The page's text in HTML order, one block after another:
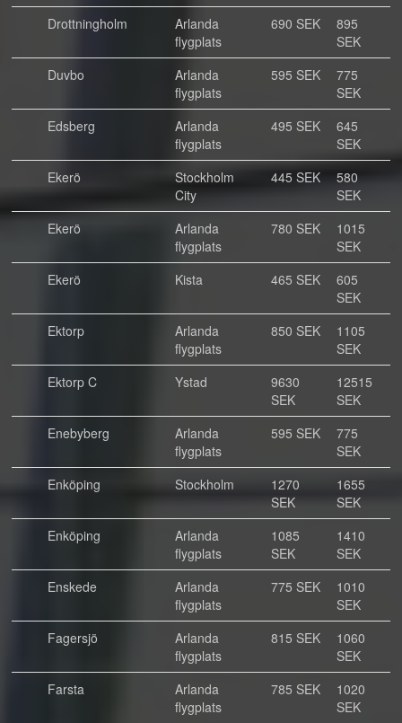
Drottningholm
Arlanda
flygplats
690 SEK
895
SEK
Duvbo
Arlanda
flygplats
595 SEK
775
SEK
Edsberg
Arlanda
flygplats
495 SEK
645
SEK
Ekerö
Stockholm
City
445 SEK
580
SEK
Ekerö
Arlanda
flygplats
780 SEK
1015
SEK
Ekerö
Kista 465 SEK
605
SEK
Ektorp
Arlanda
flygplats
850 SEK
1105
SEK
Ektorp C
Ystad
9630
SEK
12515
SEK
Enebyberg
Arlanda
flygplats
595 SEK
775
SEK
Enköping
Stockholm
1270
SEK
1655
SEK
Enköping
Arlanda
flygplats
1085
SEK
1410
SEK
Enskede
Arlanda
flygplats
775 SEK
1010
SEK
Fagersjö
Arlanda
flygplats
815 SEK
1060
SEK
Farsta
Arlanda
flygplats
785 SEK
1020
SEK